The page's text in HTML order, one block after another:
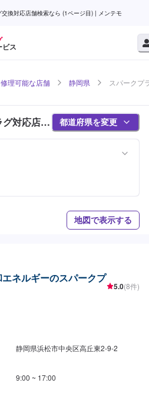
交換対応店舗検索なら (1ページ目) | メンテモ
ス
理可能な店舗 静岡県 スパークプ
対応店舗
都道府県を変更
地図で表示する
ネルギーのスパークプ
5.0(8件)
静岡県浜松市中央区高丘東2-9-2
9:00 ~ 17:00